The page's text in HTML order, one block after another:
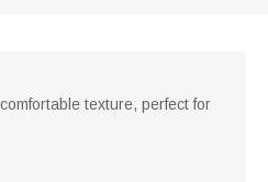
texture, perfect for